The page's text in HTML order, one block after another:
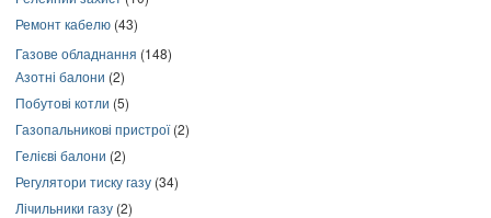
Ремонт кабелю (43)
Газове обладнання (148)
Азотні балони (2)
Побутові котли (5)
Газопальникові пристрої(2)
Гелієві балони (2)
Регулятори тиску газу (34)
Лічильники газу (2)